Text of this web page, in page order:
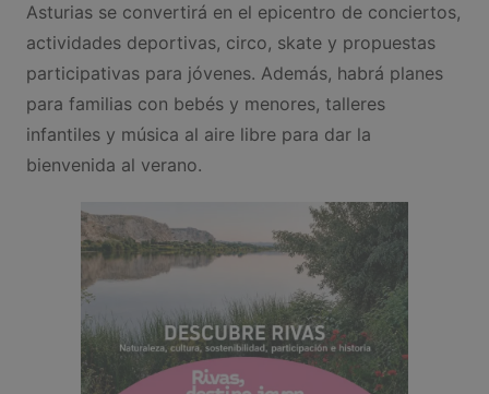
Asturias se convertirá en el epicentro de conciertos,
actividades deportivas, circo, skate y propuestas
participativas para jóvenes. Además, habrá planes
para familias con bebés y menores, talleres
infantiles y música al aire libre para dar la
bienvenida al verano.